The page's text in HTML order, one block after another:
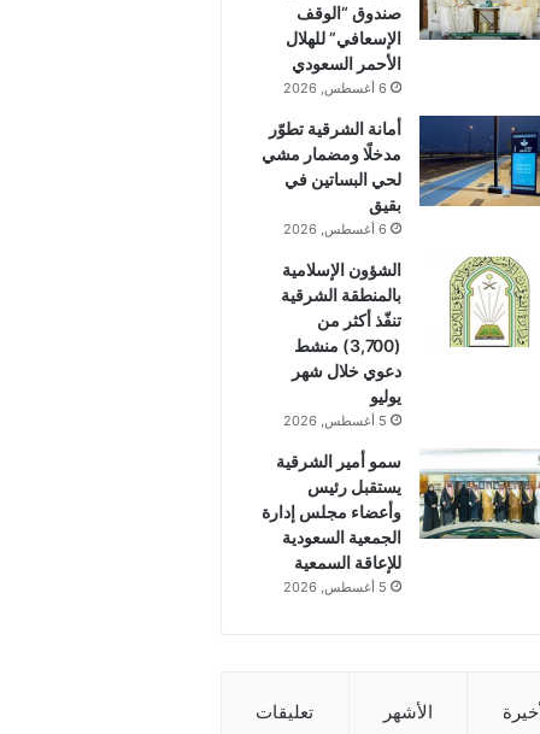
صندوق “الوقف
الإسعافي” للهلال
الأحمر السعودي
6 أغسطس, 2026
أمانة الشرقية تطوّر
مدخلًا ومضمار مشي
لحي البساتين في
بقيق
6 أغسطس, 2026
الشؤون الإسلامية
بالمنطقة الشرقية
تنفّذ أكثر من
(3,700) منشط
دعوي خلال شهر
يوليو
5 أغسطس, 2026
سمو أمير الشرقية
يستقبل رئيس
وأعضاء مجلس إدارة
الجمعية السعودية
للإعاقة السمعية
5 أغسطس, 2026
الأشهر تعليقات